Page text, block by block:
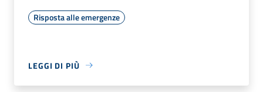
Risposta alle emergenze
LEGGI DI PIÙ